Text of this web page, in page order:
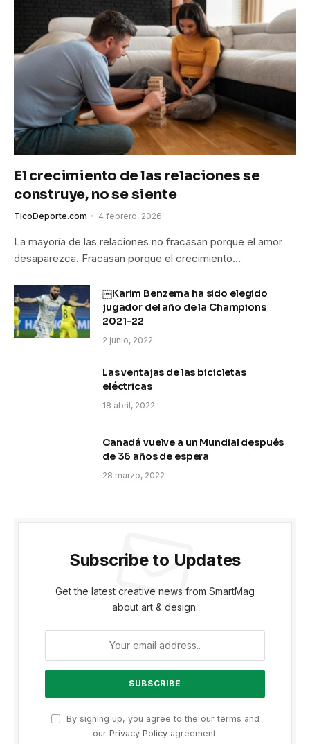
El crecimiento de las relaciones se
construye, no se siente
TicoDeporte.com 4 febrero, 2026
La mayoría de las relaciones no fracasan porque el amor
desaparezca. Fracasan porque el crecimiento…
￼Karim Benzema ha sido elegido
jugador del año de la Champions
2021-22
2 junio, 2022
Las ventajas de las bicicletas
eléctricas
18 abril, 2022
Canadá vuelve a un Mundial después
de 36 años de espera
28 marzo, 2022
Subscribe to Updates
Get the latest creative news from SmartMag
about art & design.
By signing up, you agree to the our terms and
our Privacy Policyagreement.